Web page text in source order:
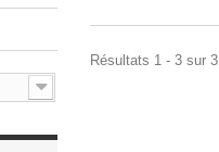
Résultats 1 - 3 sur 3.